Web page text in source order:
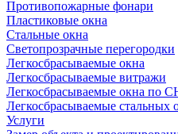
Противопожарные фонари
Пластиковые окна
Стальные окна
Светопрозрачные перегородки
Легкосбрасываемые окна
Легкосбрасываемые витражи
Легкосбрасываемые окна по
Легкосбрасываемые стальных
Услуги